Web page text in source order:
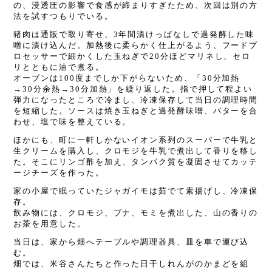
の、浸透圧の影響で食感が締まりすぎたため、次回は別の方
法を試すつもりでいる。
猪肉は通販で取り寄せ、 3年間漬けっぱなしで過発酵した味
噌に漬け込んだ。加熱後に柔らかく仕上がるよう、フードプ
ロセッサーで細かくした玉ねぎで20分ほどマリネし、セロ
リとともに油で煮る。
オーブンは 100 度までしか下がらないため、「 30 分加熱
→30分余熱→ 30 分加熱」を繰り返した。指で押して程よい
弾力になったところで冷まし、冷凍保存して当日の調理時間
を短縮した。ソースは焼き玉ねぎと過発酵味噌、バターを合
わせ、塩で味を整えている。
ほかにも、町に一軒しかないイオン系列のスーパーで牛乳と
生クリームを購入し、クロモジを牛乳で煮出して香りを移し
た。そこにリンゴ酢を加え、タンパク質を凝固させてカッテ
ージチーズを作った。
家の小屋で眠っていたジャガイモは茹でて素揚げし、冷凍保
存。
飲み物には、クロモジ、ブナ、モミを煮出した、山の香りの
お茶を用意した。
当日は、家から畑へテーブルや調理器具、皿を車で運び込
む。
畑では、米谷さんたちと作った日干しれんがのかまどを組